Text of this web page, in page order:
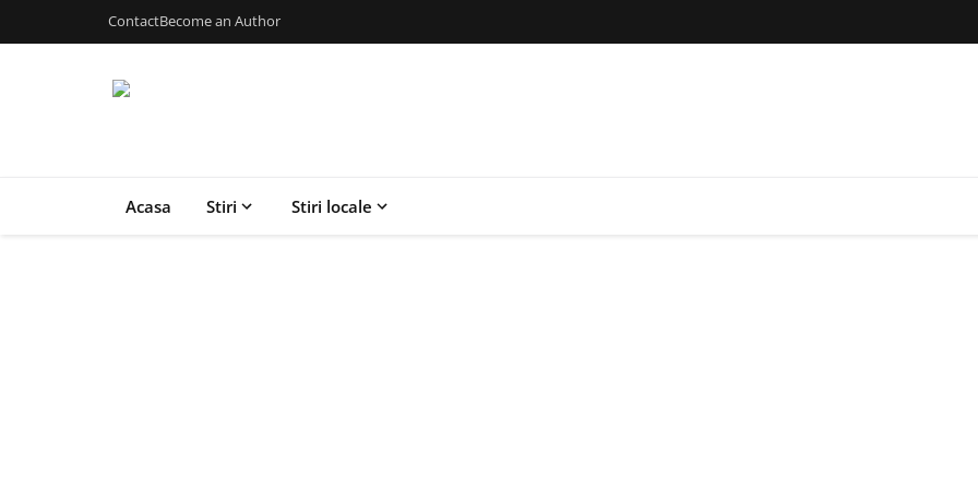
ContactBecome an Author
Acasa Stiri Stiri locale